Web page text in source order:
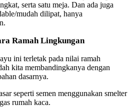
serta satu meja. Dan ada juga
mudah dilipat, hanya
Ramah Lingkungan
ini terletak pada nilai ramah
kita membandingkanya dengan
dasarnya.
seperti semen menggunakan smelter
rumah kaca.